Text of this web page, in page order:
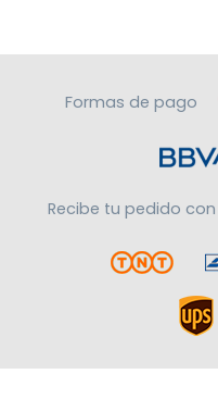
Formas de pago
Recibe tu pedido con